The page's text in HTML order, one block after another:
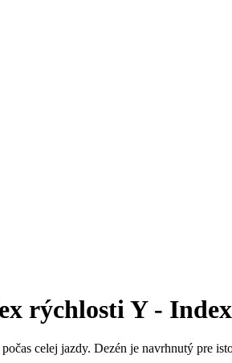
rýchlosti Y -
celej jazdy. Dezén je navrhnutý pre